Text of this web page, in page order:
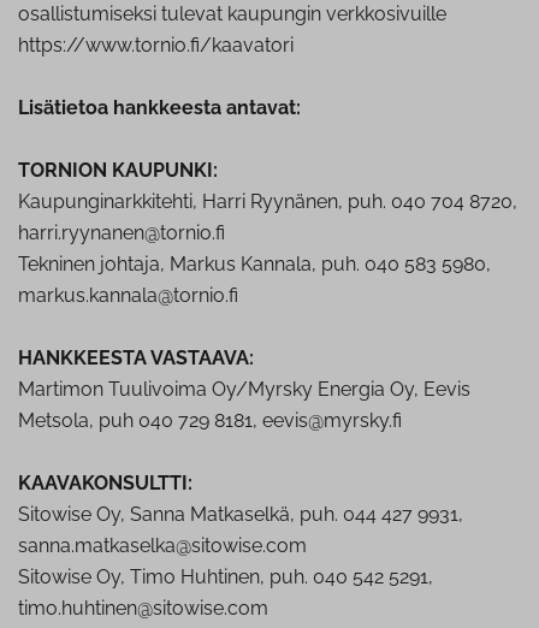
osallistumiseksi tulevat kaupungin verkkosivuille
https://www.tornio.fi/kaavatori
Lisätietoa hankkeesta antavat:
TORNION KAUPUNKI:
Kaupunginarkkitehti, Harri Ryynänen, puh. 040 704 8720,
harri.ryynanen@tornio.fi
Tekninen johtaja, Markus Kannala, puh. 040 583 5980,
markus.kannala@tornio.fi
HANKKEESTA VASTAAVA:
Martimon Tuulivoima Oy/Myrsky Energia Oy, Eevis
Metsola, puh 040 729 8181, eevis@myrsky.fi
KAAVAKONSULTTI:
Sitowise Oy, Sanna Matkaselkä, puh. 044 427 9931,
sanna.matkaselka@sitowise.com
Sitowise Oy, Timo Huhtinen, puh. 040 542 5291,
timo.huhtinen@sitowise.com